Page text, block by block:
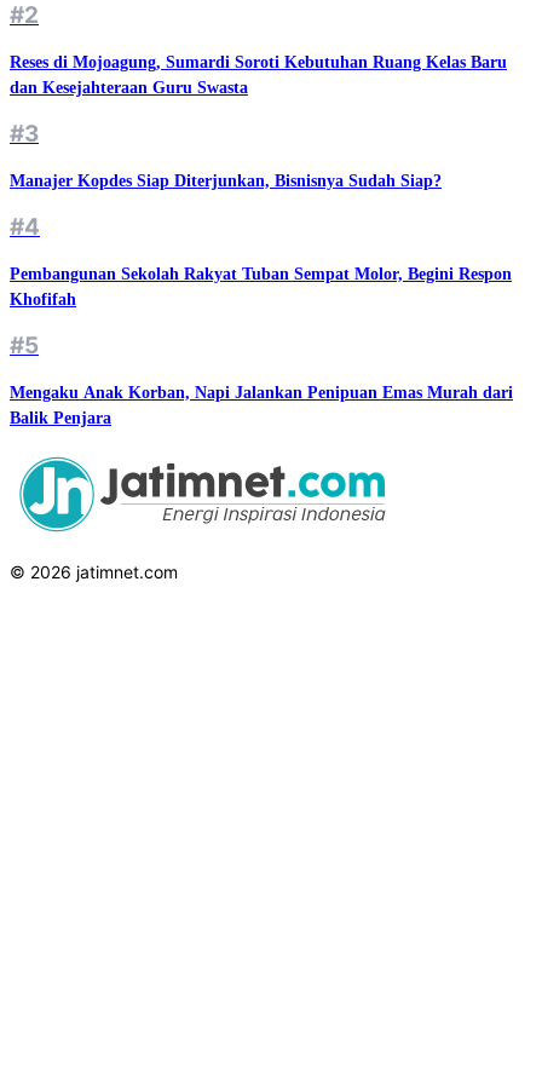
#2
Reses di Mojoagung, Sumardi Soroti Kebutuhan Ruang Kelas Baru
dan Kesejahteraan Guru Swasta
#3
Manajer Kopdes Siap Diterjunkan, Bisnisnya Sudah Siap?
#4
Pembangunan Sekolah Rakyat Tuban Sempat Molor, Begini Respon
Khofifah
#5
Mengaku Anak Korban, Napi Jalankan Penipuan Emas Murah dari
Balik Penjara
© 2026 jatimnet.com